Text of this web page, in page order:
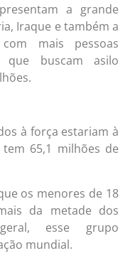
a grande
Iraque e também a
mais pessoas
que buscam asilo
à força estariam à
65,1 milhões de
os menores de 18
da metade dos
esse grupo
mundial.